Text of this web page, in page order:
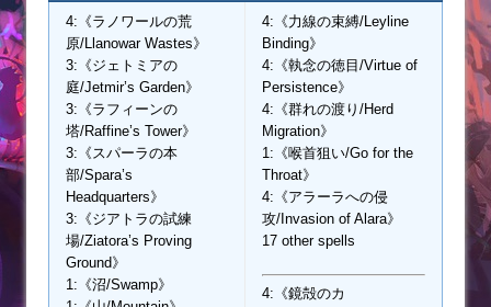
4:《ラノワールの荒
原/Llanowar Wastes》
3:《ジェトミアの
庭/Jetmir’s Garden》
3:《ラフィーンの
塔/Raffine’s Tower》
3:《スパーラの本
部/Spara’s
Headquarters》
3:《ジアトラの試練
場/Ziatora’s Proving
Ground》
1:《沼/Swamp》
4:《力線の束縛/Leyline
Binding》
4:《執念の徳目/Virtue of
Persistence》
4:《群れの渡り/Herd
Migration》
1:《喉首狙い/Go for the
Throat》
4:《アラーラへの侵
攻/Invasion of Alara》
17 other spells
4:《鏡殻のカ